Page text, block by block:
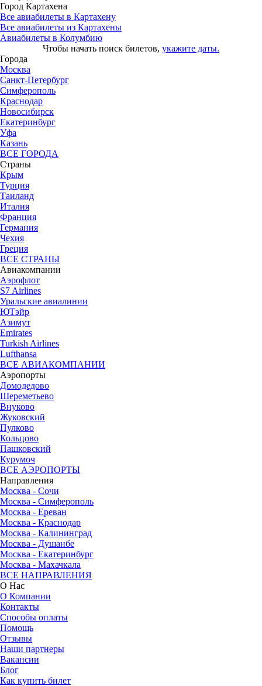
Город Картахена
Все авиабилеты в Картахену
Все авиабилеты из Картахены
Авиабилеты в Колумбию
Чтобы начать поиск билетов, укажите даты.
Города
Москва
Санкт-Петербург
Симферополь
Краснодар
Новосибирск
Екатеринбург
Уфа
Казань
ВСЕ ГОРОДА
Страны
Крым
Турция
Таиланд
Италия
Франция
Германия
Чехия
Греция
ВСЕ СТРАНЫ
Авиакомпании
Аэрофлот
S7 Airlines
Уральские авиалинии
ЮТэйр
Азимут
Emirates
Turkish Airlines
Lufthansa
ВСЕ АВИАКОМПАНИИ
Аэропорты
Домодедово
Шереметьево
Внуково
Жуковский
Пулково
Кольцово
Пашковский
Курумоч
ВСЕ АЭРОПОРТЫ
Направления
Москва - Сочи
Москва - Симферополь
Москва - Ереван
Москва - Краснодар
Москва - Калининград
Москва - Душанбе
Москва - Екатеринбург
Москва - Махачкала
ВСЕ НАПРАВЛЕНИЯ
О Нас
О Компании
Контакты
Способы оплаты
Помощь
Отзывы
Наши партнеры
Вакансии
Блог
Как купить билет